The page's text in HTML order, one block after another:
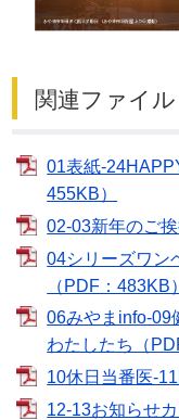
関連ファイル
01表紙-
455KB）
02-03新年のご
04シリーズワン
（PDF：483KB）
06みやまinfo-09
わたしたち（
10休日当番医-
12-13お知らせ